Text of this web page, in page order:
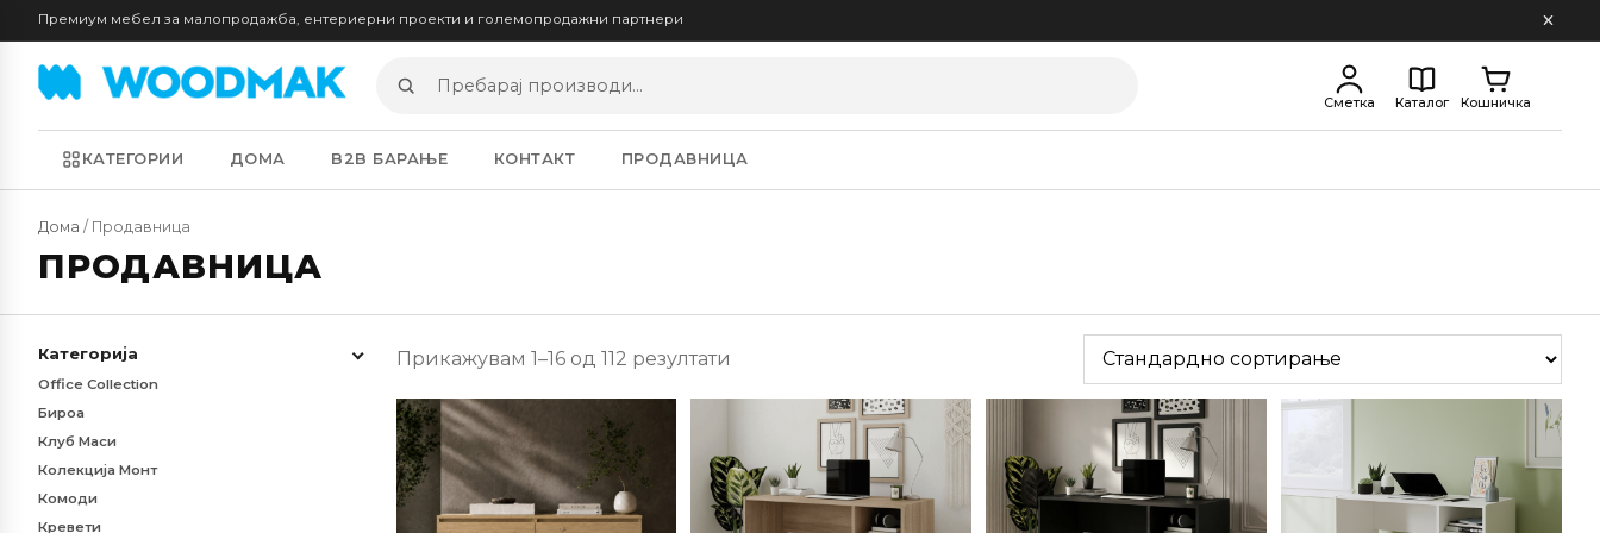
Премиум мебел за малопродажба, ентериерни проекти и големопродажни партнери
Пребарај
производи
Сметка Каталог Кошничка
КАТЕГОРИИ ДОМА B2B БАРАЊЕ КОНТАКТ ПРОДАВНИЦА
Дома / Продавница
ПРОДАВНИЦА
Категорија
Office Collection
Бироа
Клуб Маси
Колекција Монт
Комоди
Кревети
Прикажувам 1–16 од 112 резултати